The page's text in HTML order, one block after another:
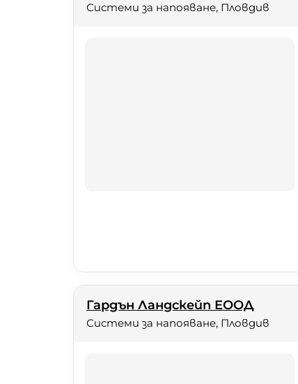
Системи за напояване, Пловдив
Гардън Ландскейп ЕООД
Системи за напояване, Пловдив